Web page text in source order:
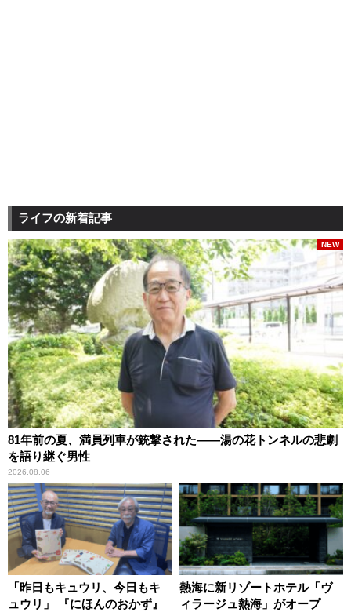
ライフの新着記事
81年前の夏、満員列車が銃撃された――湯の花トンネルの悲劇
を語り継ぐ男性
2026.08.06
NEW
「昨日もキュウリ、今日もキ
ュウリ」 『にほんのおかず』
熱海に新リゾートホテル「ヴ
ィラージュ熱海」がオープ